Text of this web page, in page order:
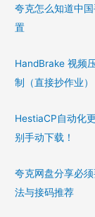
夸克怎么知道中
置
HandBrake 视频
制（直接抄作业）
HestiaCP自动化
别手动下载！
夸克网盘分享必
法与接码推荐